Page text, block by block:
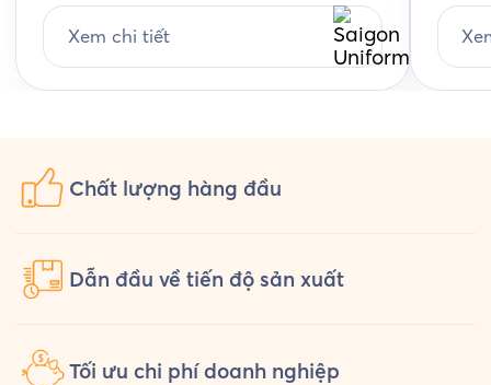
Hỷ Lâm Môn cũng vậy. Cứ đến hẹn lại
lên, mỗi năm khi mùa bánh Trung Thu
Xem chi tiết
thiết
chi
Chất lượng hàng đầu
Dẫn đầu về tiến độ sản xuất
Tối ưu chi phí doanh nghiệp